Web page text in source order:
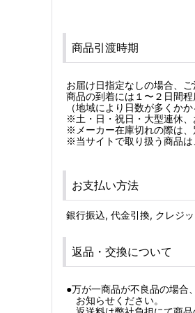
商品引渡時期
お届け日指定なしの場合、
商品の到着には１〜２日間程
（地域により日数が多くか
※土・日・祝日・大型連休、
※メーカー在庫切れの際は、
※当サイトで取り扱う商品
お支払い方法
銀行振込, 代金引換, クレジ
返品・交換について
●万が一商品が不良品の場合
お知らせください。